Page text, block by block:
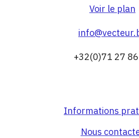
Voir le plan
+32(0)71 27
Informations
Nous